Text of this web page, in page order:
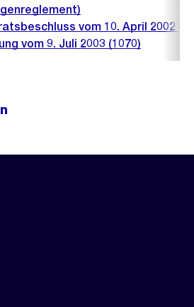
vom 10. April 2002
vom 9. Juli 2003 (1070)